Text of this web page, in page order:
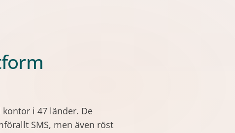
kontor i 47 länder. De
SMS, men även röst